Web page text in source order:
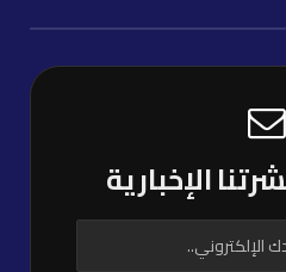
الإخبارية